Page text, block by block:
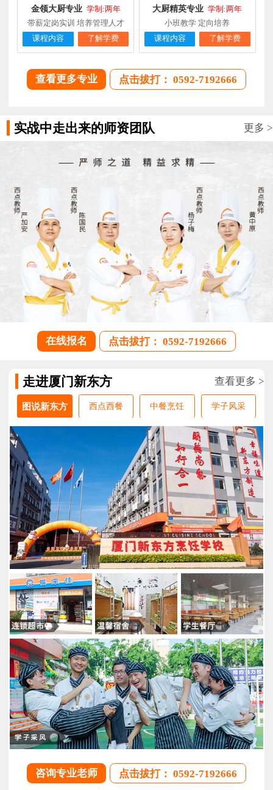
金领大厨专业 学制:两年
带薪定岗实训 培养管理人才
课程内容
了解学费
大厨精英专业 学制:两年
小班教学 定向培养
课程内容
了解学费
查看更多专业 点击拔打： 0592-7192666
实战中走出来的师资团队 更多 >
在线报名 点击拔打： 0592-7192666
走进厦门新东方 查看更多 >
图说新东方 西点西餐 中餐烹饪 学子风采
咨询专业老师 点击拔打： 0592-7192666